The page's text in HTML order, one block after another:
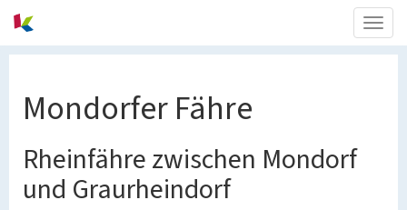
Mondorfer Fähre
Rheinfähre zwischen Mondorf
und Graurheindorf